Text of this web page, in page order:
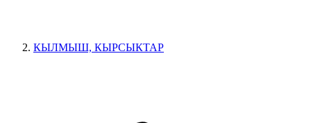
КЫЛМЫШ, КЫРСЫКТАР